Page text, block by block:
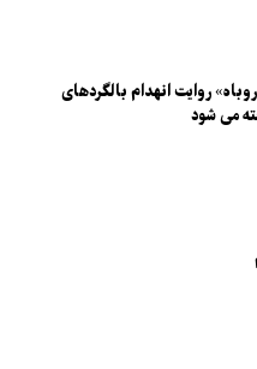
روایت انهدام بالگردهای
می شود